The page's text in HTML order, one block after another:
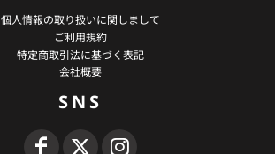
個人情報の取り扱いに関しまして
ご利用規約
特定商取引法に基づく表記
会社概要
SNS